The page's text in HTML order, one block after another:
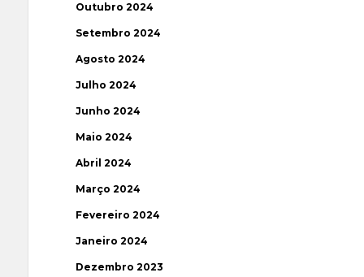
Outubro 2024
Setembro 2024
Agosto 2024
Julho 2024
Junho 2024
Maio 2024
Abril 2024
Março 2024
Fevereiro 2024
Janeiro 2024
Dezembro 2023